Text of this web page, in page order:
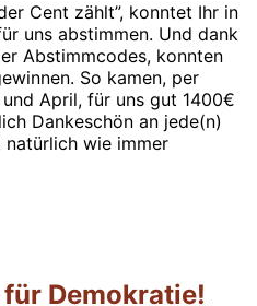
Cent zählt”, konntet Ihr in
uns abstimmen. Und dank
Abstimmcodes, konnten
So kamen, per
April, für uns gut 1400€
Dankeschön an jede(n)
natürlich wie immer
Demokratie!